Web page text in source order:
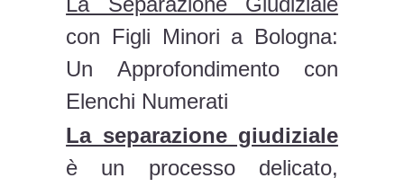
con Figli Minori a Bologna:
Un Approfondimento con
Elenchi Numerati
La separazione giudiziale
è un processo delicato,